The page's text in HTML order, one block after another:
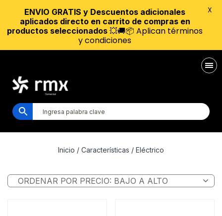
Inicio / Características / Eléctrico
ENVIO GRATIS y Descuentos adicionales
aplicados directo en carrito de compras en
productos seleccionados 💥🚚📦 Aplican términos
y condiciones
X